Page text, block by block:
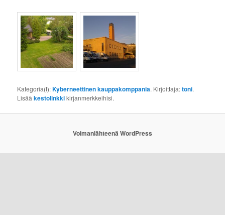
Kategoria(t):Kyberneettinen kauppakomppania. Kirjoittaja:toni.
Lisääkestolinkkikirjanmerkkeihisi.
Voimanlähteenä WordPress